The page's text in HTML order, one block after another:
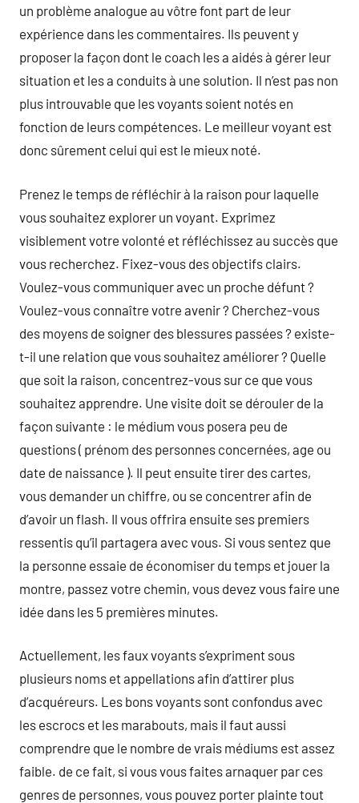
un problème analogue au vôtre font part de leur
expérience dans les commentaires. Ils peuvent y
proposer la façon dont le coach les a aidés à gérer leur
situation et les a conduits à une solution. Il n’est pas non
plus introuvable que les voyants soient notés en
fonction de leurs compétences. Le meilleur voyant est
donc sûrement celui qui est le mieux noté.
Prenez le temps de réfléchir à la raison pour laquelle
vous souhaitez explorer un voyant. Exprimez
visiblement votre volonté et réfléchissez au succès que
vous recherchez. Fixez-vous des objectifs clairs.
Voulez-vous communiquer avec un proche défunt ?
Voulez-vous connaître votre avenir ? Cherchez-vous
des moyens de soigner des blessures passées ? existe-
t-il une relation que vous souhaitez améliorer ? Quelle
que soit la raison, concentrez-vous sur ce que vous
souhaitez apprendre. Une visite doit se dérouler de la
façon suivante : le médium vous posera peu de
questions ( prénom des personnes concernées, age ou
date de naissance ). Il peut ensuite tirer des cartes,
vous demander un chiffre, ou se concentrer afin de
d’avoir un flash. Il vous offrira ensuite ses premiers
ressentis qu’il partagera avec vous. Si vous sentez que
la personne essaie de économiser du temps et jouer la
montre, passez votre chemin, vous devez vous faire une
idée dans les 5 premières minutes.
Actuellement, les faux voyants s’expriment sous
plusieurs noms et appellations afin d’attirer plus
d’acquéreurs. Les bons voyants sont confondus avec
les escrocs et les marabouts, mais il faut aussi
comprendre que le nombre de vrais médiums est assez
faible. de ce fait, si vous vous faites arnaquer par ces
genres de personnes, vous pouvez porter plainte tout